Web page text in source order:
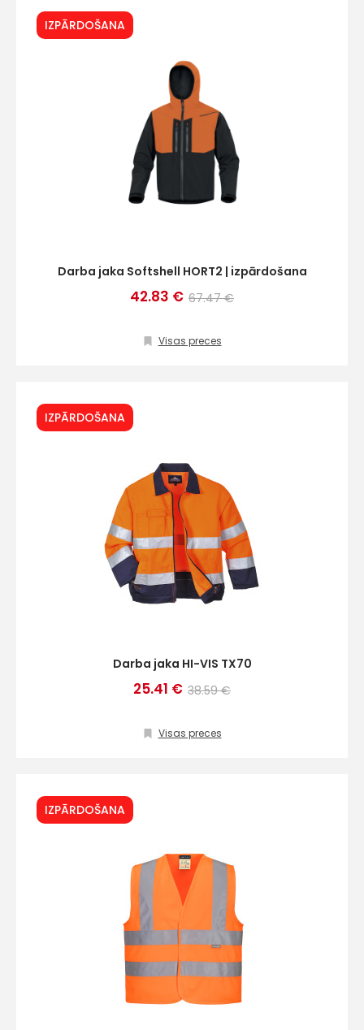
IZPĀRDOŠANA
Darba jaka Softshell HORT2 | izpārdošana
42.83 € 67.47 €
Visas preces
IZPĀRDOŠANA
Darba jaka HI-VIS TX70
25.41 € 38.59 €
Visas preces
IZPĀRDOŠANA